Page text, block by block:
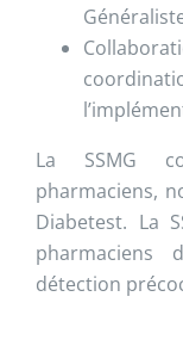
La SSMG
pharmaciens,
Diabetest. La
pharmaciens
détection